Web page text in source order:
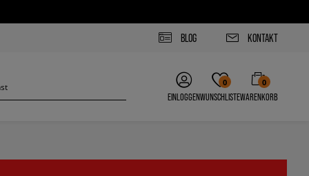
BLOG KONTAKT
EINLOGGEN
0
WUNSCHLISTE
0
WARENKORB